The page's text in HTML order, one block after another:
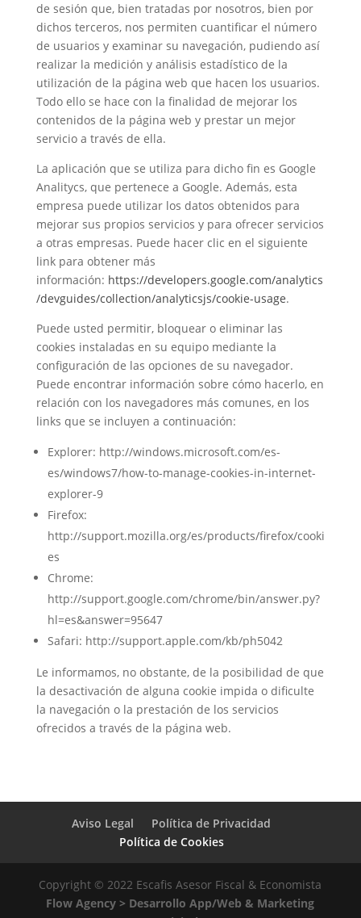
de sesión que, bien tratadas por nosotros, bien por
dichos terceros, nos permiten cuantificar el número
de usuarios y examinar su navegación, pudiendo así
realizar la medición y análisis estadístico de la
utilización de la página web que hacen los usuarios.
Todo ello se hace con la finalidad de mejorar los
contenidos de la página web y prestar un mejor
servicio a través de ella.
La aplicación que se utiliza para dicho fin es Google
Analitycs, que pertenece a Google. Además, esta
empresa puede utilizar los datos obtenidos para
mejorar sus propios servicios y para ofrecer servicios
a otras empresas. Puede hacer clic en el siguiente
link para obtener más
información: https://developers.google.com/analytics
/devguides/collection/analyticsjs/cookie-usage.
Puede usted permitir, bloquear o eliminar las
cookies instaladas en su equipo mediante la
configuración de las opciones de su navegador.
Puede encontrar información sobre cómo hacerlo, en
relación con los navegadores más comunes, en los
links que se incluyen a continuación:
Explorer: http://windows.microsoft.com/es-
es/windows7/how-to-manage-cookies-in-internet-
explorer-9
Firefox:
http://support.mozilla.org/es/products/firefox/cooki
es
Chrome:
http://support.google.com/chrome/bin/answer.py?
hl=es&answer=95647
Safari: http://support.apple.com/kb/ph5042
Le informamos, no obstante, de la posibilidad de que
la desactivación de alguna cookie impida o dificulte
la navegación o la prestación de los servicios
ofrecidos a través de la página web.
Aviso Legal
Política de Privacidad
Política de Cookies
Copyright © 2022 Escafis Asesor Fiscal & Economista
Flow Agency > Desarrollo App/Web & Marketing